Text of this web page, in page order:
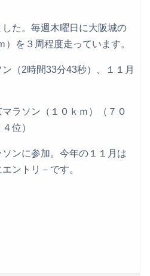
た。毎週木曜日に大阪城の
を３周程度走っています。
（2時間33分43秒）、１１月
ラソン（１０ｋｍ）（７０
位）
ンに参加。今年の１１月は
ントリ－です。